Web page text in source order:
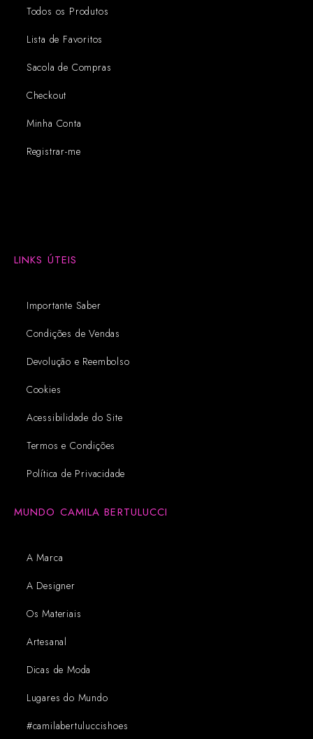
Todos os Produtos
Lista de Favoritos
Sacola de Compras
Checkout
Minha Conta
Registrar-me
LINKS ÚTEIS
Importante Saber
Condições de Vendas
Devolução e Reembolso
Cookies
Acessibilidade do Site
Termos e Condições
Política de Privacidade
MUNDO CAMILA BERTULUCCI
A Marca
A Designer
Os Materiais
Artesanal
Dicas de Moda
Lugares do Mundo
#camilabertuluccishoes